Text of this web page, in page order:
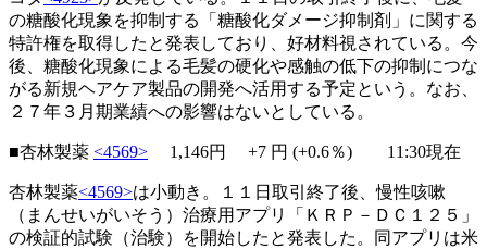
の糖酸化現象を抑制する「糖酸化ダメージ抑制剤」に関する
特許権を取得したと発表しており、好材料視されている。今
後、糖酸化現象による毛髪の硬化や感触の低下の抑制につな
がる新規ヘアケア製品の開発へ活用する予定という。なお、
２７年３月期業績への影響はないとしている。
■杏林製薬 <4569> 1,146円 +7 円 (+0.6％) 11:30現在
杏林製薬<4569>は小動き。１１日取引終了後、慢性咳嗽
（まんせいがいそう）治療用アプリ「ＫＲＰ－ＤＣ１２５」
の検証的試験（治験）を開始したと発表した。同アプリは米